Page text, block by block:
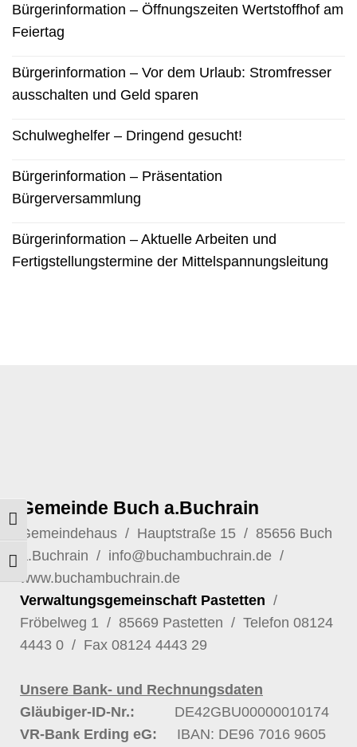
Umschalten auf hohe Kontraste
Schrift vergrößern
Bürgerinformation – Öffnungszeiten Wertstoffhof am
Feiertag
Bürgerinformation – Vor dem Urlaub: Stromfresser
ausschalten und Geld sparen
Schulweghelfer – Dringend gesucht!
Bürgerinformation – Präsentation
Bürgerversammlung
Bürgerinformation – Aktuelle Arbeiten und
Fertigstellungstermine der Mittelspannungsleitung
Gemeinde Buch a.Buchrain
Gemeindehaus / Hauptstraße 15 / 85656 Buch
a.Buchrain / info@buchambuchrain.de /
www.buchambuchrain.de
Verwaltungsgemeinschaft Pastetten /
Fröbelweg 1 / 85669 Pastetten / Telefon 08124
4443 0 / Fax 08124 4443 29
Unsere Bank- und Rechnungsdaten
Gläubiger-ID-Nr.:
DE42GBU00000010174
VR-Bank Erding eG:
IBAN: DE96 7016 9605